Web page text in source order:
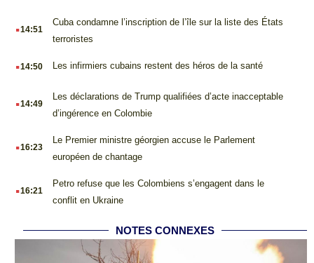
.14:51
Cuba condamne l’inscription de l’île sur la liste des États
terroristes
.14:50 Les infirmiers cubains restent des héros de la santé
.14:49
Les déclarations de Trump qualifiées d’acte inacceptable
d’ingérence en Colombie
.16:23
Le Premier ministre géorgien accuse le Parlement
européen de chantage
.16:21
Petro refuse que les Colombiens s’engagent dans le
conflit en Ukraine
NOTES CONNEXES